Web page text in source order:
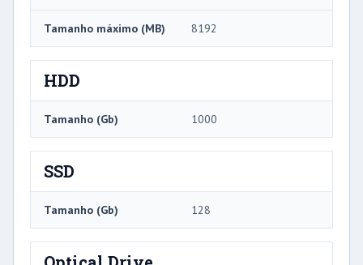
Tamanho máximo (MB) 8192
HDD
Tamanho (Gb) 1000
SSD
Tamanho (Gb) 128